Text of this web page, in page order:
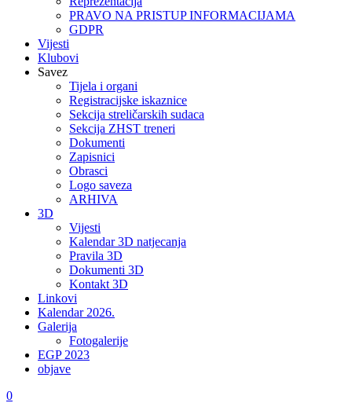
PRAVO NA PRISTUP INFORMACIJAMA
GDPR
Vijesti
Klubovi
Savez
Tijela i organi
Registracijske iskaznice
Sekcija streličarskih sudaca
Sekcija ZHST treneri
Dokumenti
Zapisnici
Obrasci
Logo saveza
ARHIVA
3D
Vijesti
Kalendar 3D natjecanja
Pravila 3D
Dokumenti 3D
Kontakt 3D
Linkovi
Kalendar 2026.
Galerija
Fotogalerije
EGP 2023
objave
0